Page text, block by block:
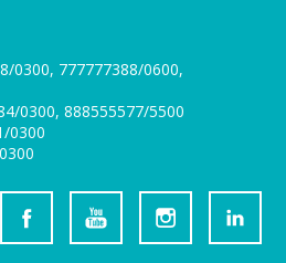
0300, 777777388/0600,
0300, 888555577/5500
0300